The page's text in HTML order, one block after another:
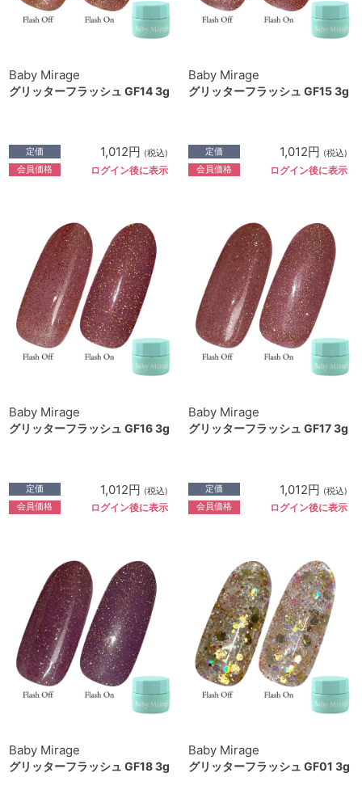
Baby Mirage
グリッターフラッシュ GF14 3g
定価 1,012円 (税込)
会員価格 ログイン後に表示
Baby Mirage
グリッターフラッシュ GF15 3g
定価 1,012円 (税込)
会員価格 ログイン後に表示
Baby Mirage
グリッターフラッシュ GF16 3g
定価 1,012円 (税込)
会員価格 ログイン後に表示
Baby Mirage
グリッターフラッシュ GF17 3g
定価 1,012円 (税込)
会員価格 ログイン後に表示
Baby Mirage
グリッターフラッシュ GF18 3g
Baby Mirage
グリッターフラッシュ GF01 3g